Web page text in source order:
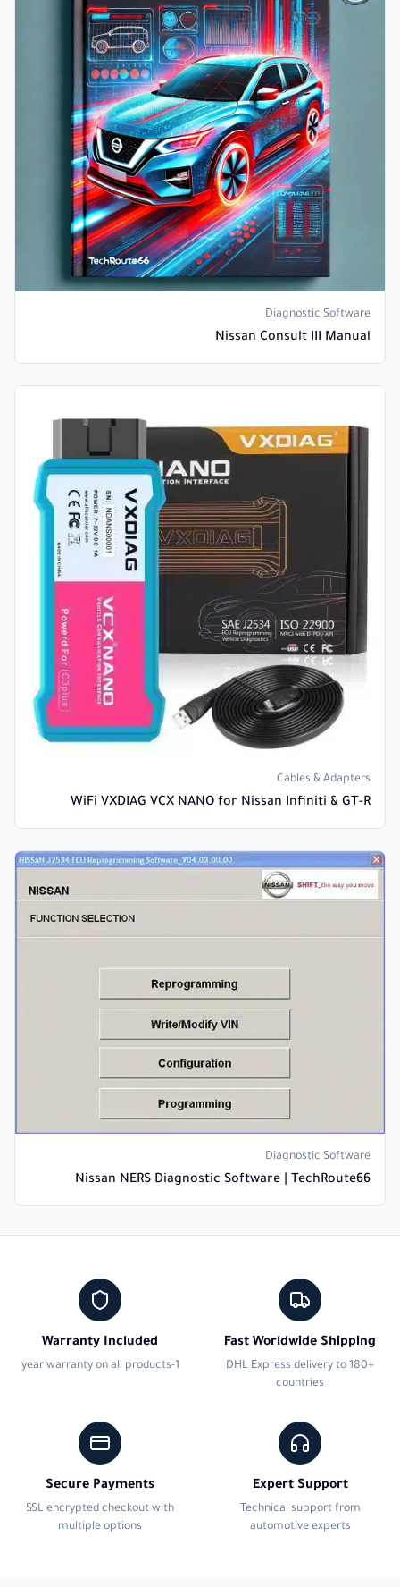
Diagnostic Software
Nissan Consult III Manual
Cables & Adapters
WiFi VXDIAG VCX NANO for Nissan Infiniti & GT-R
Diagnostic Software
Nissan NERS Diagnostic Software | TechRoute66
Fast Worldwide Shipping
DHL Express delivery to 180+
countries
Warranty Included
1-year warranty on all products
Expert Support
Technical support from
automotive experts
Secure Payments
SSL encrypted checkout with
multiple options